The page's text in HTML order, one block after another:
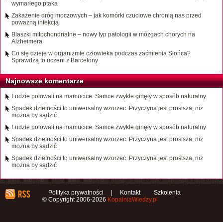
wymarłego ptaka
Zakażenie dróg moczowych – jak komórki czuciowe chronią nas przed
poważną infekcją
Blaszki mitochondrialne – nowy typ patologii w mózgach chorych na
Alzheimera
Co się dzieje w organizmie człowieka podczas zaćmienia Słońca?
Sprawdzą to uczeni z Barcelony
Najnowsze komentarze
Ludzie polowali na mamucice. Samce zwykle ginęły w sposób naturalny
Spadek dzietności to uniwersalny wzorzec. Przyczyna jest prostsza, niż
można by sądzić
Ludzie polowali na mamucice. Samce zwykle ginęły w sposób naturalny
Spadek dzietności to uniwersalny wzorzec. Przyczyna jest prostsza, niż
można by sądzić
Spadek dzietności to uniwersalny wzorzec. Przyczyna jest prostsza, niż
można by sądzić
Polityka prywatności Kontakt
Szkolenia
© Copyright 2006-2026 KopalniaWiedzy.pl